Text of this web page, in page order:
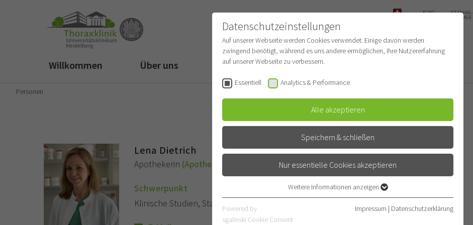
ECMO- WEANING-
ANFRAGE
Willkommen Über uns Für Patienten Für Ärzte
Personen
Lena Dietrich
Apothekerin (Apotheke)
Schwerpunkt
Klinische Studien, Stationsausgabe
Datenschutzeinstellungen
Auf unserer Webseite werden Cookies verwendet. Einige davon werden
zwingend benötigt, während es uns andere ermöglichen, Ihre Nutzererfahrung
auf unserer Webseite zu verbessern.
Essentiell Analytics & Performance
Alle akzeptieren
Speichern & schließen
Nur essentielle Cookies akzeptieren
Essentielle Cookies werden für grundlegende Funktionen der Webseite
benötigt. Dadurch ist gewährleistet, dass die Webseite einwandfrei
Weitere Informationen anzeigen
Powered by
sgalinski Cookie Consent
Impressum | Datenschutzerklärung